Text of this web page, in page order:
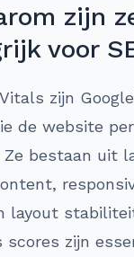
zijn
voor
zijn
de website
Ze bestaan uit
layout
scores zijn